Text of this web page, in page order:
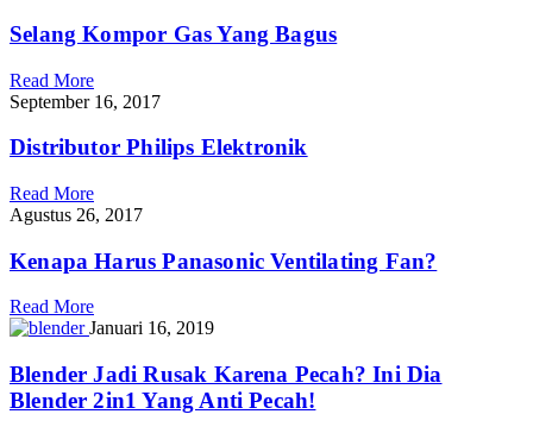
Selang Kompor Gas Yang Bagus
Read More
September 16, 2017
Distributor Philips Elektronik
Read More
Agustus 26, 2017
Kenapa Harus Panasonic Ventilating Fan?
Read More
Januari 16, 2019
Blender Jadi Rusak Karena Pecah? Ini Dia
Blender 2in1 Yang Anti Pecah!